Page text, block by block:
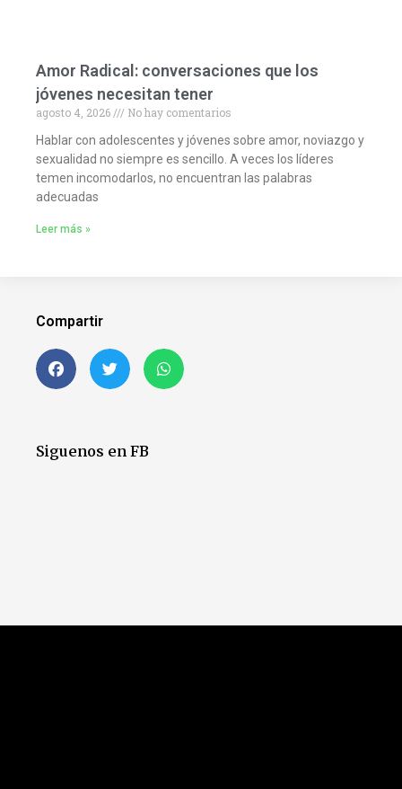
Amor Radical: conversaciones que los
jóvenes necesitan tener
agosto 4, 2026
No hay comentarios
Hablar con adolescentes y jóvenes sobre amor, noviazgo y
sexualidad no siempre es sencillo. A veces los líderes
temen incomodarlos, no encuentran las palabras
adecuadas
Leer más »
Compartir
Siguenos en FB